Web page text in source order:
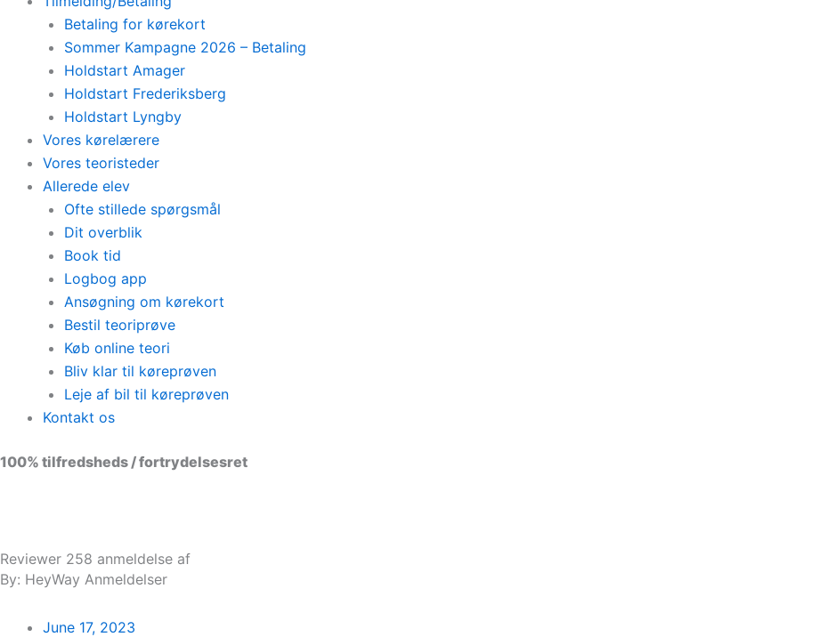
Betaling for kørekort
Sommer Kampagne 2026 – Betaling
Holdstart Amager
Holdstart Frederiksberg
Holdstart Lyngby
Vores kørelærere
Vores teoristeder
Allerede elev
Ofte stillede spørgsmål
Dit overblik
Book tid
Logbog app
Ansøgning om kørekort
Bestil teoriprøve
Køb online teori
Bliv klar til køreprøven
Leje af bil til køreprøven
Kontakt os
100% tilfredsheds / fortrydelsesret
Reviewer 258 anmeldelse af
By: HeyWay Anmeldelser
June 17, 2023